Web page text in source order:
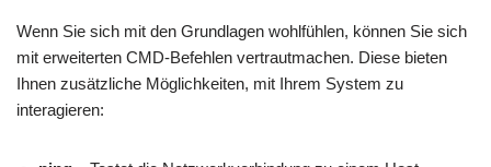
Wenn Sie sich mit den Grundlagen wohlfühlen, können Sie sich
mit erweiterten CMD-Befehlen vertrautmachen. Diese bieten
Ihnen zusätzliche Möglichkeiten, mit Ihrem System zu
interagieren: